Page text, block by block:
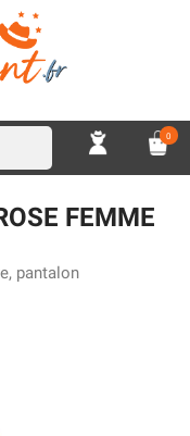
0
FEMME
pantalon